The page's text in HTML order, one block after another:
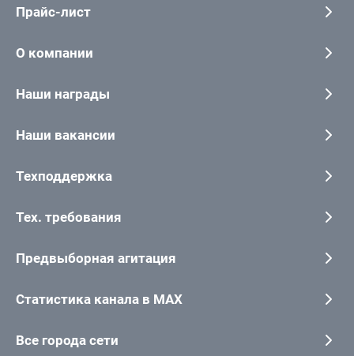
Прайс-лист
О компании
Наши награды
Наши вакансии
Техподдержка
Тех. требования
Предвыборная агитация
Статистика канала в MAX
Все города сети